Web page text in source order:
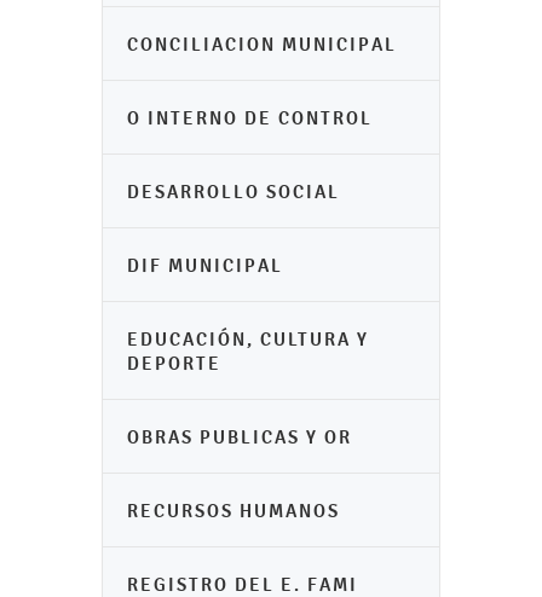
CONCILIACION MUNICIPAL
O INTERNO DE CONTROL
DESARROLLO SOCIAL
DIF MUNICIPAL
EDUCACIÓN, CULTURA Y
DEPORTE
OBRAS PUBLICAS Y OR
RECURSOS HUMANOS
REGISTRO DEL E. FAMI